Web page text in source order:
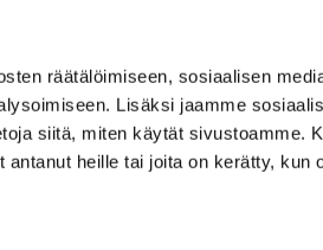
räätälöimiseen, sosiaalisen
Lisäksi jaamme
siitä, miten käytät sivustoamme.
heille tai joita on kerätty, kun